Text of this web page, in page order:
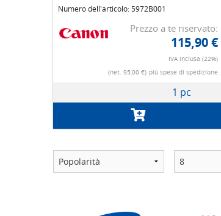
Numero dell'articolo: 5972B001
Prezzo a te riservato:
115,90 €
IVA inclusa (22%)
(net. 95,00 €) più spese di spedizione
1 pc